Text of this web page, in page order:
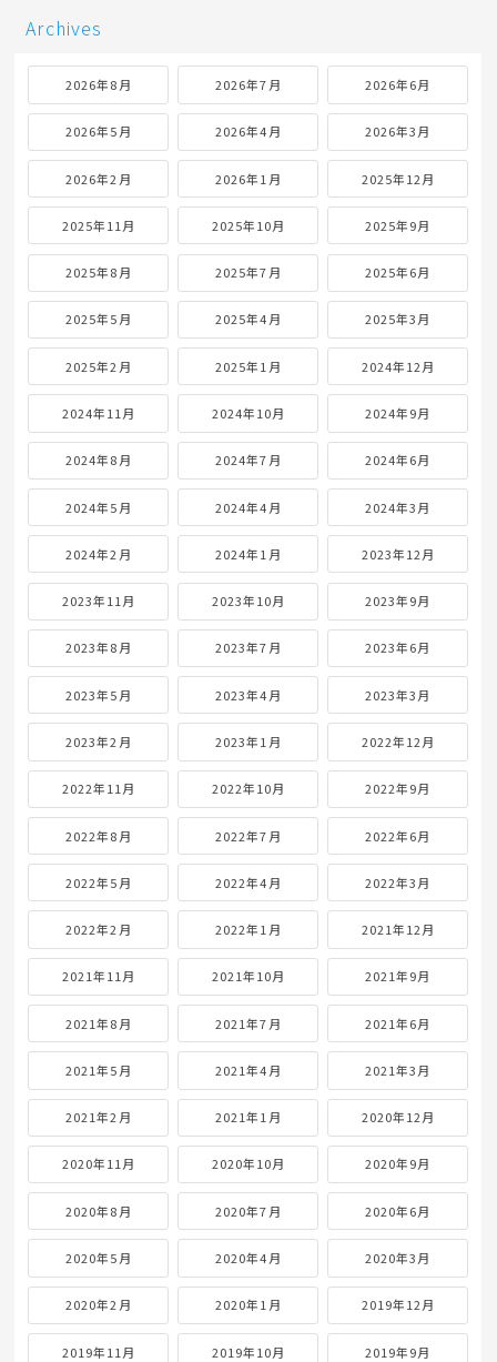
Archives
2026年8月 2026年7月 2026年6月
2026年5月 2026年4月 2026年3月
2026年2月 2026年1月 2025年12月
2025年11月 2025年10月 2025年9月
2025年8月 2025年7月 2025年6月
2025年5月 2025年4月 2025年3月
2025年2月 2025年1月 2024年12月
2024年11月 2024年10月 2024年9月
2024年8月 2024年7月 2024年6月
2024年5月 2024年4月 2024年3月
2024年2月 2024年1月 2023年12月
2023年11月 2023年10月 2023年9月
2023年8月 2023年7月 2023年6月
2023年5月 2023年4月 2023年3月
2023年2月 2023年1月 2022年12月
2022年11月 2022年10月 2022年9月
2022年8月 2022年7月 2022年6月
2022年5月 2022年4月 2022年3月
2022年2月 2022年1月 2021年12月
2021年11月 2021年10月 2021年9月
2021年8月 2021年7月 2021年6月
2021年5月 2021年4月 2021年3月
2021年2月 2021年1月 2020年12月
2020年11月 2020年10月 2020年9月
2020年8月 2020年7月 2020年6月
2020年5月 2020年4月 2020年3月
2020年2月 2020年1月 2019年12月
2019年11月 2019年10月 2019年9月